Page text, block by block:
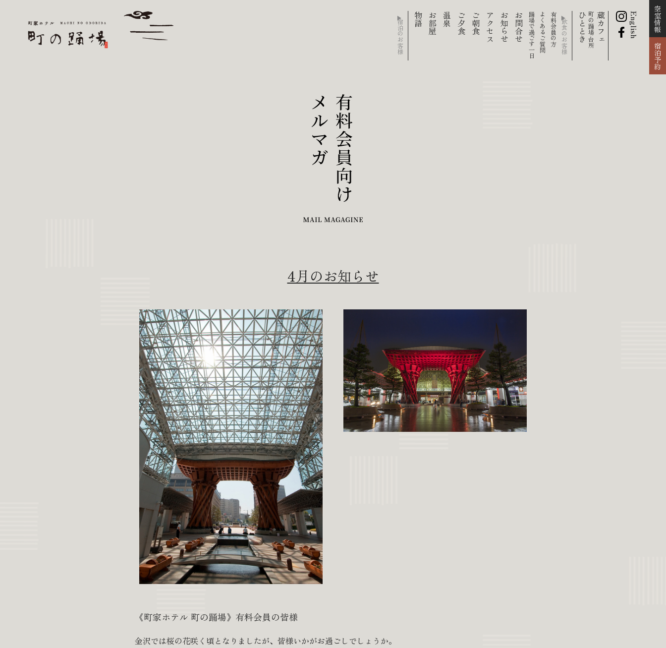
物語 お部屋 温泉 ご夕食 ご朝食 アクセス お知らせ お問合せ踊場で過ごす一日よくあるご質問有料会員の方 町の踊場 台所
ひととき 蔵カフェ English
空室情報
宿泊予約
4月のお知らせ
《町家ホテル 町の踊場》有料会員の皆様
金沢では桜の花咲く頃となりましたが、皆様いかがお過ごしでしょうか。